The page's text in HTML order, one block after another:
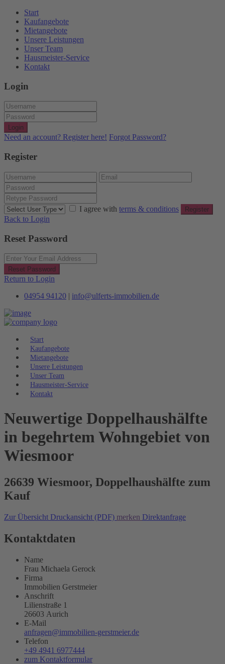
Start
Kaufangebote
Mietangebote
Unsere Leistungen
Unser Team
Hausmeister-Service
Kontakt
Login
Login
Need an account? Register here! Forgot Password?
Register
I agree with terms & conditions Register
Back to Login
Reset Password
Reset Password
Return to Login
04954 94120 | info@ulferts-immobilien.de
Start
Kaufangebote
Mietangebote
Unsere Leistungen
Unser Team
Hausmeister-Service
Kontakt
Neuwertige Doppelhaushälfte
in begehrtem Wohngebiet von
Wiesmoor
26639 Wiesmoor, Doppelhaushälfte zum
Kauf
Zur Übersicht Druckansicht (PDF) merken Direktanfrage
Kontaktdaten
Name
Frau Michaela Gerock
Firma
Immobilien Gerstmeier
Anschrift
Lilienstraße 1
26603 Aurich
E-Mail
anfragen@immobilien-gerstmeier.de
Telefon
+49 4941 6977444
zum Kontaktformular